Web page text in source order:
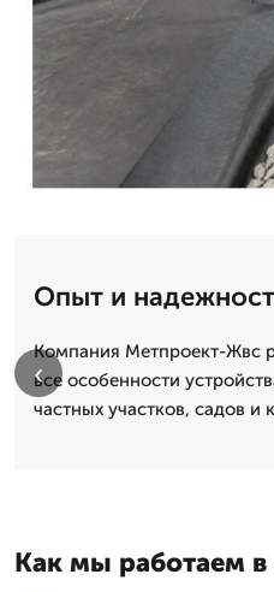
Опыт и
Компания Метпроект-Жвс
все особенности
частных участков, садов и
‹
Как мы работаем в